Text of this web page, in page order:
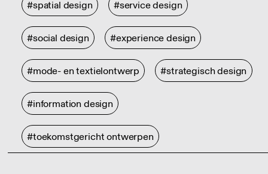
#spatial design #service design
#social design #experience design
#mode- en textielontwerp #strategisch design
#information design
#toekomstgericht ontwerpen